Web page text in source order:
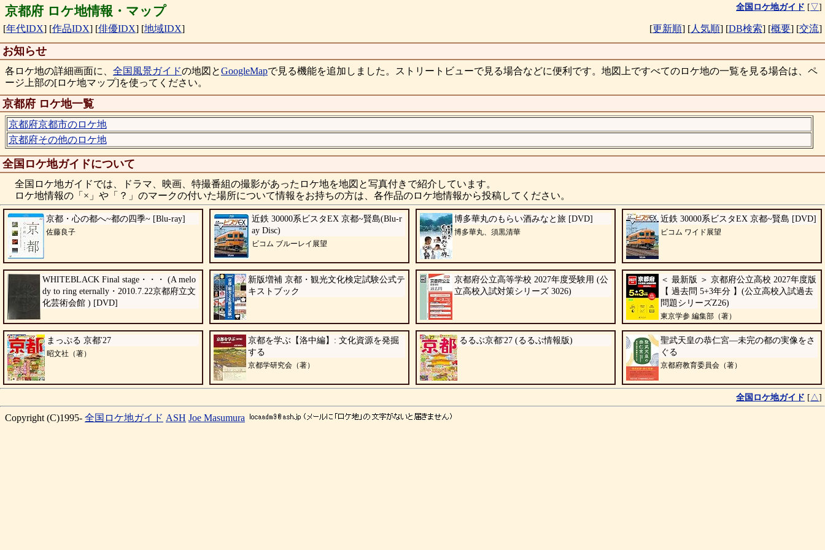
京都府 ロケ地情報・マップ 全国ロケ地ガイド [▽]
[年代IDX] [作品IDX] [俳優IDX] [地域IDX] [更新順] [人気順] [DB検索] [概要] [交流]
お知らせ
各ロケ地の詳細画面に、 全国風景ガイドの地図とGoogleMapで見る機能を追加しました。ストリートビューで見る場合などに便利です。地図上ですべてのロケ地の一覧を見る場合は、ペ
ージ上部の[ロケ地マップ]を使ってください。
京都府 ロケ地一覧
京都府京都市のロケ地
京都府その他のロケ地
全国ロケ地ガイドについて
全国ロケ地ガイドでは、ドラマ、映画、特撮番組の撮影があったロケ地を地図と写真付きで紹介しています。
ロケ地情報の「×」や「？」のマークの付いた場所について情報をお持ちの方は、各作品のロケ地情報から投稿してください。
京都・心の都へ~都の四季~ [Blu-ray]
佐藤良子
近鉄 30000系ビスタEX 京都~賢島(Blu-r
ay Disc)
ビコム ブルーレイ展望
博多華丸のもらい酒みなと旅 [DVD]
博多華丸、須黒清華
近鉄 30000系ビスタEX 京都~賢島 [DVD]
ビコム ワイド展望
WHITEBLACK Final stage・・・ (A melo
dy to ring eternally・2010.7.22京都府立文
化芸術会館 ) [DVD]
新版増補 京都・観光文化検定試験公式テ
キストブック
京都府公立高等学校 2027年度受験用 (公
立高校入試対策シリーズ 3026)
＜ 最新版 ＞ 京都府公立高校 2027年度版
【 過去問 5+3年分 】(公立高校入試過去
問題シリーズZ26)
東京学参 編集部（著）
まっぷる 京都'27
昭文社（著）
京都を学ぶ【洛中編】: 文化資源を発掘
する
京都学研究会（著）
るるぶ京都'27 (るるぶ情報版)
聖武天皇の恭仁宮―未完の都の実像をさ
ぐる
京都府教育委員会（著）
全国ロケ地ガイド [ △]
Copyright (C)1995- 全国ロケ地ガイド ASH Joe Masumura